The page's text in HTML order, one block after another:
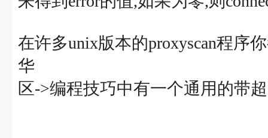
在许多unix版本的proxyscan程序
华
区->编程技巧中有一个通用的带